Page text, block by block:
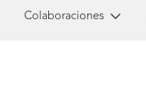
Colaboraciones